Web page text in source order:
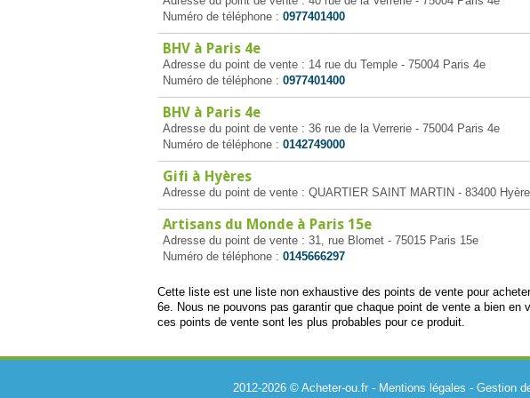
Numéro de téléphone : 0977401400
BHV à Paris 4e
Adresse du point de vente : 14 rue du Temple - 75004 Paris 4e
Numéro de téléphone : 0977401400
BHV à Paris 4e
Adresse du point de vente : 36 rue de la Verrerie - 75004 Paris 4e
Numéro de téléphone : 0142749000
Gifi à Hyères
Adresse du point de vente : QUARTIER SAINT MARTIN - 83400
Artisans du Monde à Paris 15e
Adresse du point de vente : 31, rue Blomet - 75015 Paris 15e
Numéro de téléphone : 0145666297
Cette liste est une liste non exhaustive des points de vente pour
6e. Nous ne pouvons pas garantir que chaque point de vente a bien en
ces points de vente sont les plus probables pour ce produit.
2012-2026 © Acheter-ou.fr - Mentions légales - Gestion